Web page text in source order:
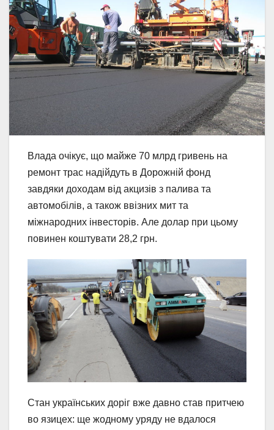
Влада очікує, що майже 70 млрд гривень на
ремонт трас надійдуть в Дорожній фонд
завдяки доходам від акцизів з палива та
автомобілів, а також ввізних мит та
міжнародних інвесторів. Але долар при цьому
повинен коштувати 28,2 грн.
Стан українських доріг вже давно став притчею
во язицех: ще жодному уряду не вдалося